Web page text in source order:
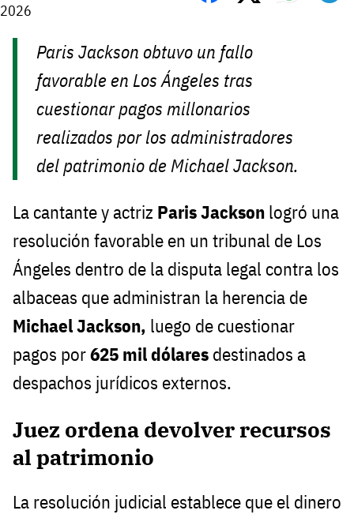
2026
Paris Jackson obtuvo un fallo
favorable en Los Ángeles tras
cuestionar pagos millonarios
realizados por los administradores
del patrimonio de Michael Jackson.
La cantante y actriz Paris Jackson logró una
resolución favorable en un tribunal de Los
Ángeles dentro de la disputa legal contra los
albaceas que administran la herencia de
Michael Jackson, luego de cuestionar
pagos por625 mil dólares destinados a
despachos jurídicos externos.
Juez ordena devolver recursos
al patrimonio
La resolución judicial establece que el dinero